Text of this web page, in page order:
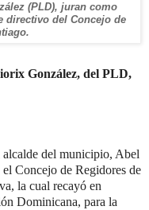
(PLD), juran como
directivo del Concejo de
González, del PLD,
alcalde del municipio, Abel
Concejo de Regidores de
la cual recayó en
Dominicana, para la